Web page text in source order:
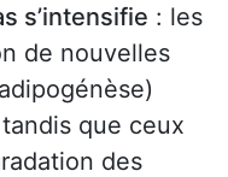
s’intensifie : les
de nouvelles
que ceux
des